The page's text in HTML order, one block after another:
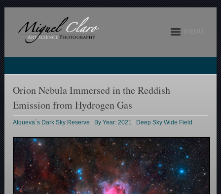
Orion Nebula Immersed in the Reddish
Emission from Hydrogen Gas
Alqueva´s Dark Sky Reserve By Year: 2021 Deep Sky Wide Field